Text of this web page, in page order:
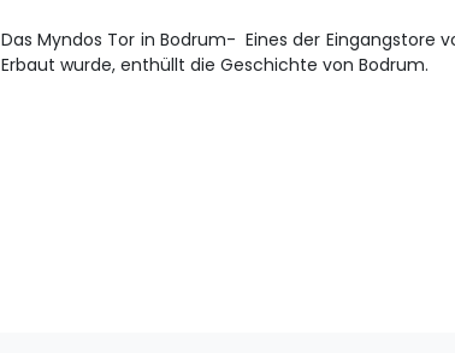
Das Myndos Tor in Bodrum- Eines der Eingangstore
Erbaut wurde, enthüllt die Geschichte von Bodrum.